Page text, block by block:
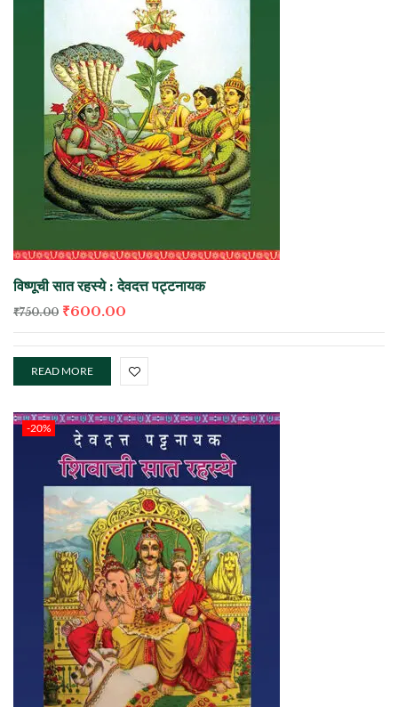
विष्णूची सात रहस्ये : देवदत्त पट्टनायक
₹750.00 ₹600.00
READ MORE
-20%